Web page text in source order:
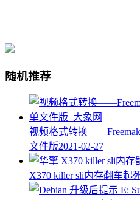
随机推荐
视频格式转换
文件版2021-02-27
X370 killer sli内存翻车起